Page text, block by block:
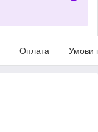
Оплата Умови